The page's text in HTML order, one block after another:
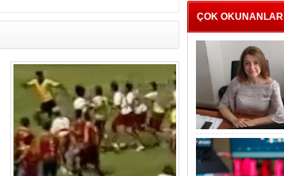
ÇOK OKUNANLAR